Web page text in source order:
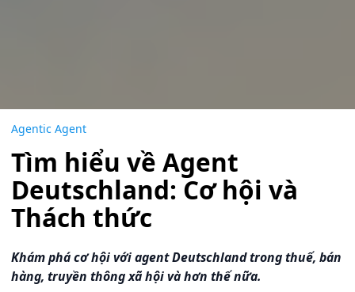
Agentic Agent
Tìm hiểu về Agent
Deutschland: Cơ hội và
Thách thức
Khám phá cơ hội với agent Deutschland trong thuế, bán
hàng, truyền thông xã hội và hơn thế nữa.